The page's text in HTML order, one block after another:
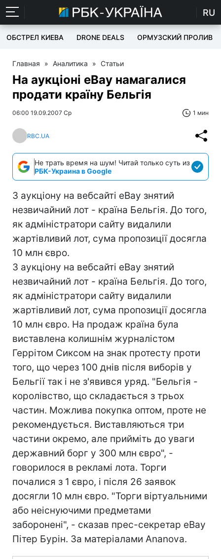
RU
ОБСТРЕЛ КИЕВА DRONE DEALS ОРМУЗСКИЙ ПРОЛИВ
Главная » Аналитика » Статьи
На аукціоні eBay намагалися
продати країну Бельгія
06:00 19.09.2007 Ср 1 мин
RBC.UA
Не трать время на шум! Читай только суть из
РБК-Украина в Google
З аукціону на вебсайті eBay знятий
незвичайний лот - країна Бельгія. До того,
як адміністратори сайту видалили
жартівливий лот, сума пропозиції досягла
10 млн євро.
З аукціону на вебсайті eBay знятий
незвичайний лот - країна Бельгія. До того,
як адміністратори сайту видалили
жартівливий лот, сума пропозиції досягла
10 млн євро. На продаж країна була
виставлена колишнім журналістом
Геррітом Сиксом на знак протесту проти
того, що через 100 днів після виборів у
Бельгії так і не з'явився уряд. "Бельгія -
королівство, що складається з трьох
частин. Можлива покупка оптом, проте не
рекомендується. Виставляються три
частини окремо, але прийміть до уваги
державний борг у 300 млн євро", -
говорилося в рекламі лота. Торги
почалися з 1 євро, і після 26 заявок
досягли 10 млн євро. "Торги віртуальними
або неіснуючими предметами
заборонені", - сказав прес-секретар eBay
Пітер Бурін. За матеріалами Ananova.